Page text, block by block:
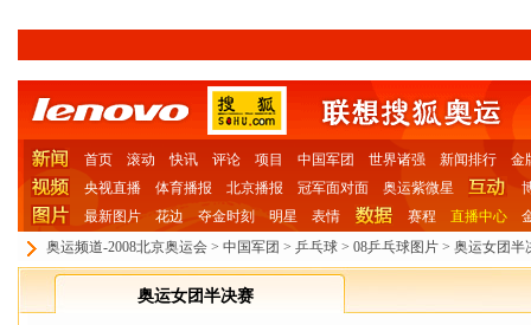
首页 滚动 快讯 评论 项目 中国军团 世界诸强 新闻排行
金
央视直播
体育播报 北京播报 冠军面对面 奥运紫微星
最新图片
花边 夺金时刻 明星 表情 赛程 直播中心
奥运频道-2008北京奥运会 > 中国军团 > 乒乓球 > 08乒乓球图片 > 奥运女团半
奥运女团半决赛